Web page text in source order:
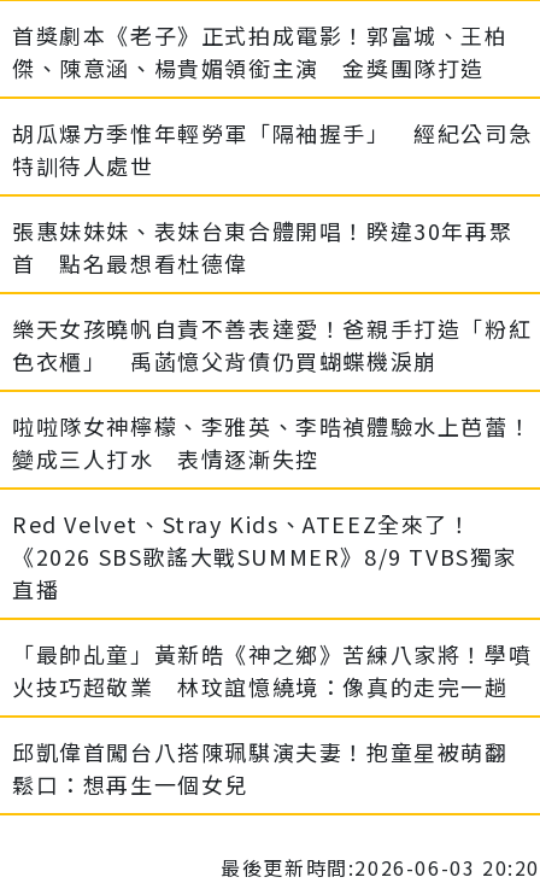
首獎劇本《老子》正式拍成電影！郭富城、王柏
傑、陳意涵、楊貴媚領銜主演 金獎團隊打造
胡瓜爆方季惟年輕勞軍「隔袖握手」 經紀公司急
特訓待人處世
張惠妹妹妹、表妹台東合體開唱！睽違30年再聚
首 點名最想看杜德偉
樂天女孩曉帆自責不善表達愛！爸親手打造「粉紅
色衣櫃」 禹菡憶父背債仍買蝴蝶機淚崩
啦啦隊女神檸檬、李雅英、李晧禎體驗水上芭蕾！
變成三人打水 表情逐漸失控
Red Velvet、Stray Kids、ATEEZ全來了！
《2026 SBS歌謠大戰SUMMER》8/9 TVBS獨家
直播
「最帥乩童」黃新皓《神之鄉》苦練八家將！學噴
火技巧超敬業 林玟誼憶繞境：像真的走完一趟
邱凱偉首闖台八搭陳珮騏演夫妻！抱童星被萌翻
鬆口：想再生一個女兒
最後更新時間:2026-06-03 20:20